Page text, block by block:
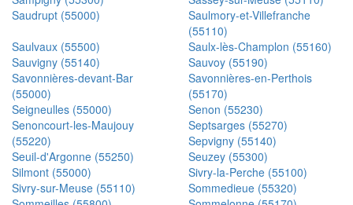
Saudrupt (55000)
Saulmory-et-Villefranche
(55110)
Saulvaux (55500)
Saulx-lès-Champlon (55160)
Sauvigny (55140)
Sauvoy (55190)
Savonnières-devant-Bar
(55000)
Savonnières-en-Perthois
(55170)
Seigneulles (55000)
Senon (55230)
Senoncourt-les-Maujouy
(55220)
Septsarges (55270)
Sepvigny (55140)
Seuil-d'Argonne (55250)
Seuzey (55300)
Silmont (55000)
Sivry-la-Perche (55100)
Sivry-sur-Meuse (55110)
Sommedieue (55320)